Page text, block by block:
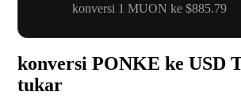
konversi 1 MUON ke $885.79
konversi PONKE ke USD
tukar